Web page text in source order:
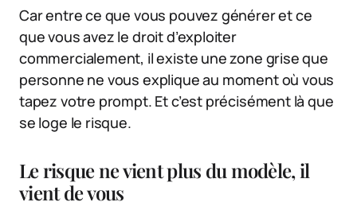
Car entre ce que vous pouvez générer et ce
que vous avez le droit d’exploiter
commercialement, il existe une zone grise que
personne ne vous explique au moment où vous
tapez votre prompt. Et c’est précisément là que
se loge le risque.
Le risque ne vient plus du modèle, il
vient de vous